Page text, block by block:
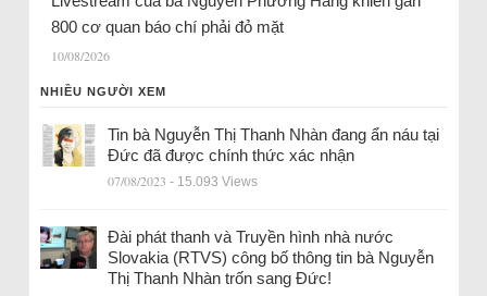
800 cơ quan báo chí phải đỏ mặt
10/08/2026
NHIỀU NGƯỜI XEM
Tin bà Nguyễn Thị Thanh Nhàn đang ẩn náu tại
Đức đã được chính thức xác nhận
07/08/2023 - 15.093 Views
Đài phát thanh và Truyền hình nhà nước
Slovakia (RTVS) công bố thông tin bà Nguyễn
Thị Thanh Nhàn trốn sang Đức!